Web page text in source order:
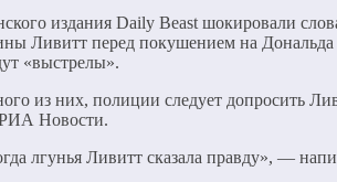
издания Daily Beast шокировали
Ливитт перед покушением на
«выстрелы».
из них, полиции следует допросить
РИА Новости.
лгунья Ливитт сказала правду», —